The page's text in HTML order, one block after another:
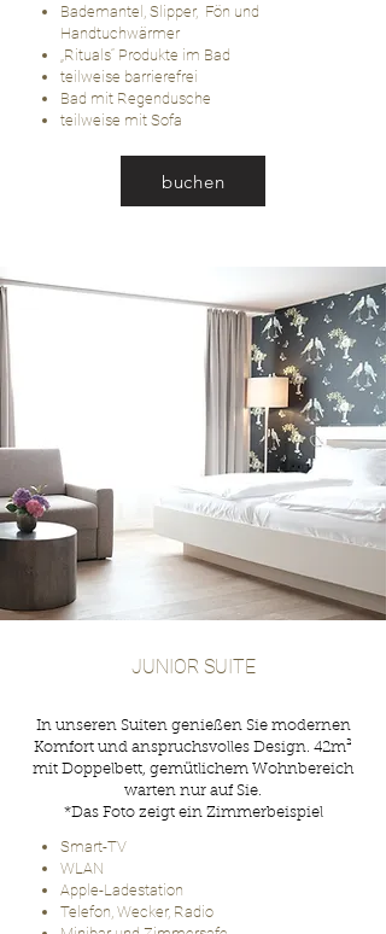
Bademantel, Slipper, Fön und
Handtuchwärmer
„Rituals“ Produkte im Bad
teilweise barrierefrei
Bad mit Regendusche
teilweise mit Sofa
buchen
JUNIOR SUITE
In unseren Suiten genießen Sie modernen
Komfort und anspruchsvolles Design. 42m²
mit Doppelbett, gemütlichem Wohnbereich
warten nur auf Sie.
*Das Foto zeigt ein Zimmerbeispiel
Smart-TV
WLAN
Apple-Ladestation
Telefon, Wecker, Radio